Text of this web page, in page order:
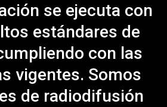
se ejecuta con
estándares de
con las
vigentes. Somos
de radiodifusión